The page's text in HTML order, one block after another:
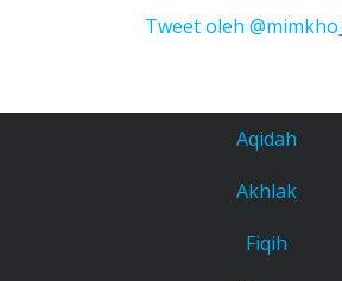
Tweet oleh
Aqidah
Akhlak
Fiqih